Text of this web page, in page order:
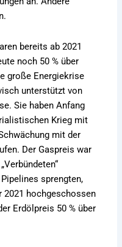
bereits ab 2021
noch 50 % über
große Energiekrise
unterstützt von
Sie haben Anfang
Krieg mit
mit der
Der Gaspreis war
sprengten,
2021 hochgeschossen
Erdölpreis 50 % über